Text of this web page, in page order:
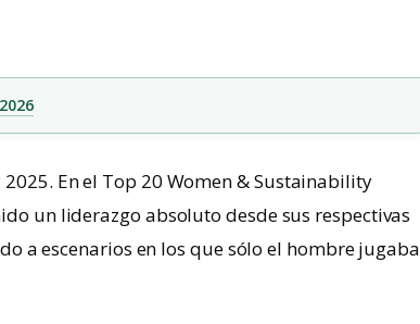
En el Top 20 Women & Sustainability
un liderazgo absoluto desde sus respectivas
a escenarios en los que sólo el hombre jugaba